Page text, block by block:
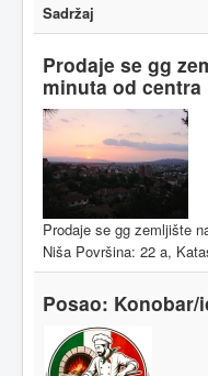
Sadržaj
Prodaje se gg
minuta od centra
Prodaje se gg zemljište
Niša Površina: 22 a,
Posao: